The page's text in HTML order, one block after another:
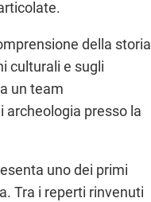
della storia
culturali e sugli
un team
archeologia presso la
uno dei primi
Tra i reperti rinvenuti